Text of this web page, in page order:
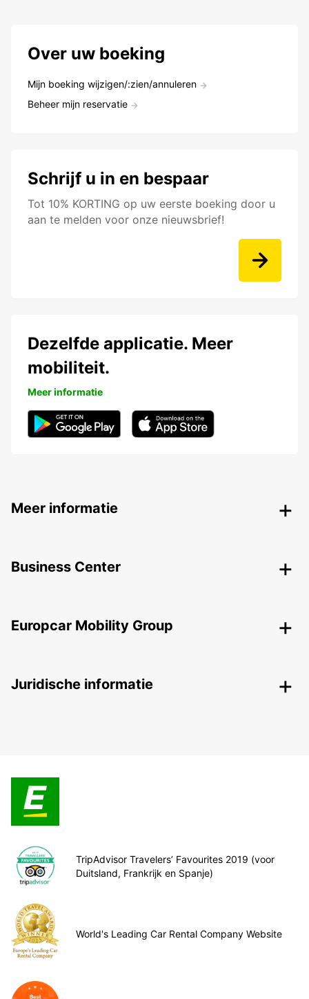
Over uw boeking
Mijn boeking wijzigen/:zien/annuleren
Beheer mijn reservatie
Schrijf u in en bespaar
Tot 10% KORTING op uw eerste boeking door u
aan te melden voor onze nieuwsbrief!
Dezelfde applicatie. Meer
mobiliteit.
Meer informatie
Meer informatie
Business Center
Europcar Mobility Group
Juridische informatie
TripAdvisor Travelers’ Favourites 2019 (voor
Duitsland, Frankrijk en Spanje)
World's Leading Car Rental Company Website